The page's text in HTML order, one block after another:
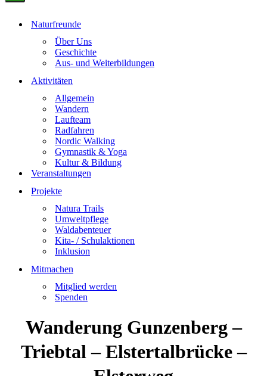
Naturfreunde
Über Uns
Geschichte
Aus- und Weiterbildungen
Aktivitäten
Allgemein
Wandern
Laufteam
Radfahren
Nordic Walking
Gymnastik & Yoga
Kultur & Bildung
Veranstaltungen
Projekte
Natura Trails
Umweltpflege
Waldabenteuer
Kita- / Schulaktionen
Inklusion
Mitmachen
Mitglied werden
Spenden
Wanderung Gunzenberg –
Triebtal – Elstertalbrücke –